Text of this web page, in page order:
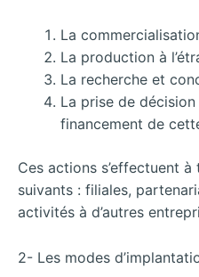
La
La production à
La recherche et
La prise de décision
financement de
Ces actions s’effectuent
suivants : filiales,
activités à d’autres
2- Les modes